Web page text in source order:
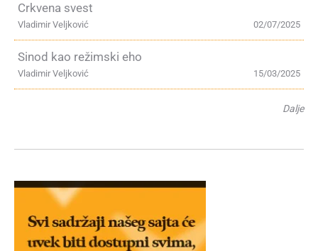
Crkvena svest
02/07/2025
Vladimir Veljković
Sinod kao režimski eho
15/03/2025
Vladimir Veljković
Dalje